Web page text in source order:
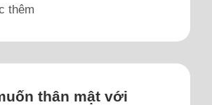
thêm
thân mật với